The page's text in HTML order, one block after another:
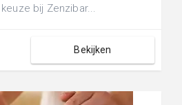
bij Zenzibar...
Bekijken